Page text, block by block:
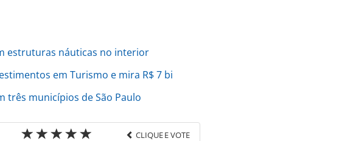
estruturas náuticas no interior
em Turismo e mira R$ 7 bi
três municípios de São Paulo
CLIQUE E VOTE